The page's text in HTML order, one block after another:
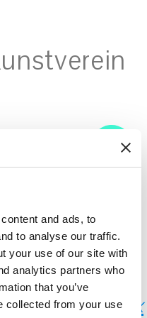
and ads, to
to analyse our traffic.
your use of our site with
analytics partners who
that you’ve
collected from your use
M
ITGLIED W
ERD
EN
Type-Complex